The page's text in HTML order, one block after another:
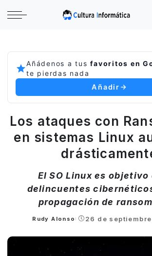
Añádenos a tusfavoritos en
te pierdas nada
Añadir
Los ataques con
en sistemas Linux
El SO Linux es objetivo
delincuentes
propagación de
Posted
Rudy Alonso 26 de